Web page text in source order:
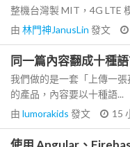
整機台灣製 MIT，4G LTE
由 林門神JanusLin 發文
同一篇內容翻成十種
我們做的是一套「上傳一張
的產品，內容要以十種語...
由 lumorakids 發文 15